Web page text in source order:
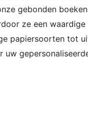
gebonden
ze een
papiersoorten tot
uw